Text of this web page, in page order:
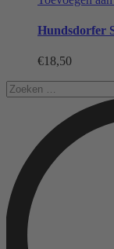
Hundsdorfer
€18,50
Search: